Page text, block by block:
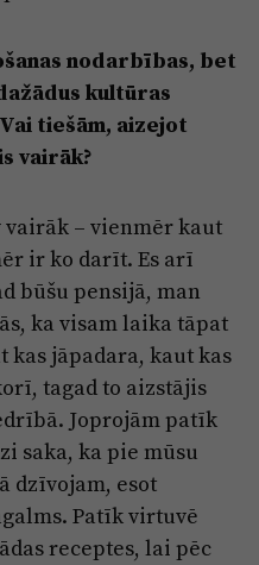
nodarbības, bet
kultūras
tiešām, aizejot
vairāk?
vairāk – vienmēr kaut
ir ko darīt. Es arī
būšu pensijā, man
ka visam laika tāpat
jāpadara, kaut kas
tagad to aizstājis
Joprojām patīk
saka, ka pie mūsu
dzīvojam, esot
Patīk virtuvē
receptes, lai pēc